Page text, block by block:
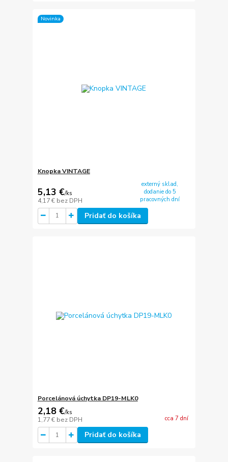
Novinka
Knopka VINTAGE
5,13 €/ks
4,17 € bez DPH
externý sklad,
dodanie do 5
pracovných dní
Pridať do košíka
Porcelánová úchytka DP19-MLK0
2,18 €/ks
1,77 € bez DPH cca 7 dní
Pridať do košíka